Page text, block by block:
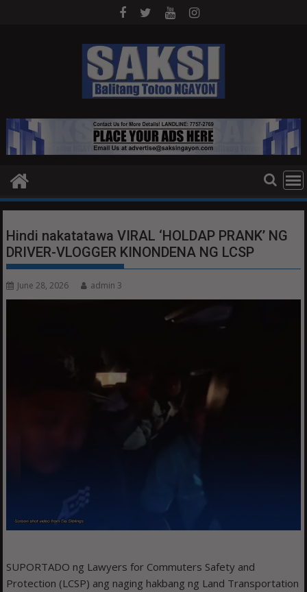
Hindi nakatatawa VIRAL ‘HOLDAP PRANK’ NG
DRIVER-VLOGGER KINONDENA NG LCSP
June 28, 2026 admin 3
SUPORTADO ng Lawyers for Commuters Safety and
Protection (LCSP) ang naging hakbang ng Land Transportation